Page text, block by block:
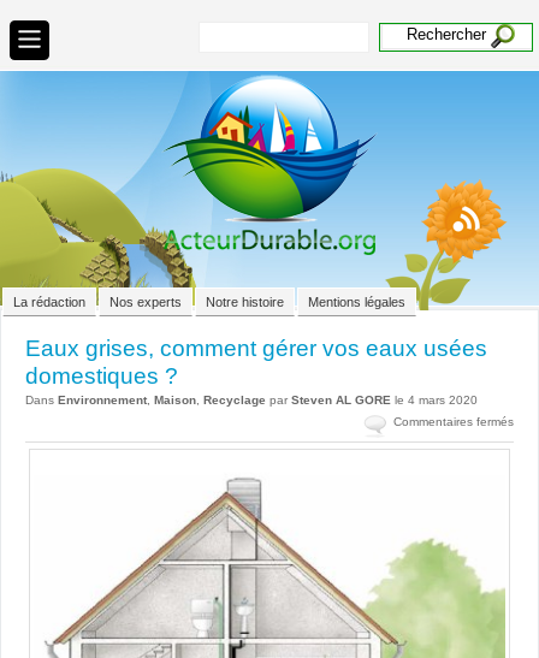
La rédaction Nos experts Notre histoire Mentions légales
Eaux grises, comment gérer vos eaux usées
domestiques ?
Dans Environnement Maison Recyclage par Steven AL GORE le 4 mars 2020
Commentaires ferméssur